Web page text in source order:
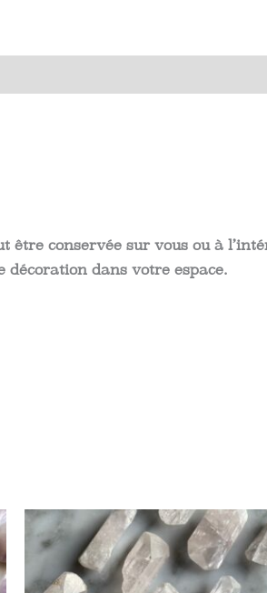
conservée sur vous ou à
dans votre espace.